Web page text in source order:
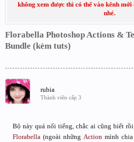
không xem được thì có thể vào kênh mới
nhé.
Florabella Photoshop Actions &
Bundle (kèm tuts)
rubia
Thành viên cấp 3
Bộ này quá nổi tiếng, chắc ai cũng biết
Florabella (ngoài nhữngAction mình